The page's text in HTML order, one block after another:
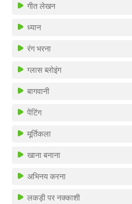
गीत लेखन
ध्यान
रंग भरना
ग्लास ब्लोइंग
बागवानी
पेंटिंग
मूर्तिकला
खाना बनाना
अभिनय करना
लकड़ी पर नक्काशी